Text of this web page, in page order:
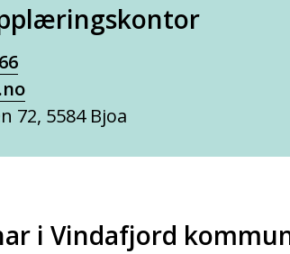
72, 5584 Bjoa
i Vindafjord